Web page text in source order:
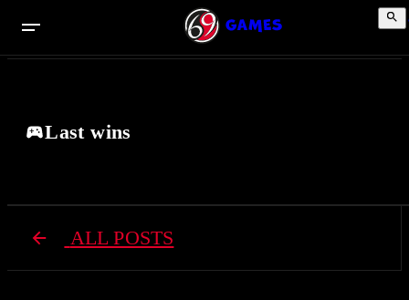
Last wins
ALL POSTS